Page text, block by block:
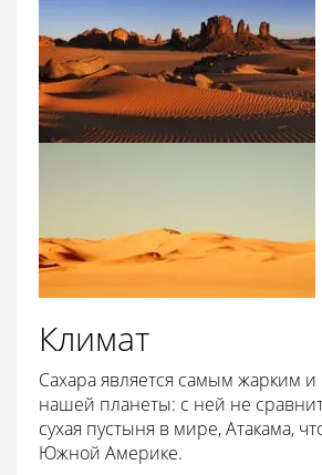
Климат
Сахара является самым жарким
нашей планеты: с ней не
сухая пустыня в мире, Атакама,
Южной Америке.